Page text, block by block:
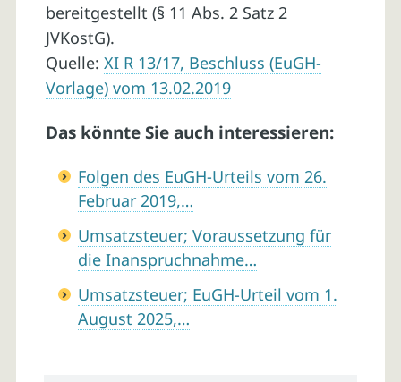
bereitgestellt (§ 11 Abs. 2 Satz 2
JVKostG).
Quelle: XI R 13/17, Beschluss (EuGH-
Vorlage) vom 13.02.2019
Das könnte Sie auch interessieren:
Folgen des EuGH-Urteils vom 26.
Februar 2019,…
Umsatzsteuer; Voraussetzung für
die Inanspruchnahme…
Umsatzsteuer; EuGH-Urteil vom 1.
August 2025,…